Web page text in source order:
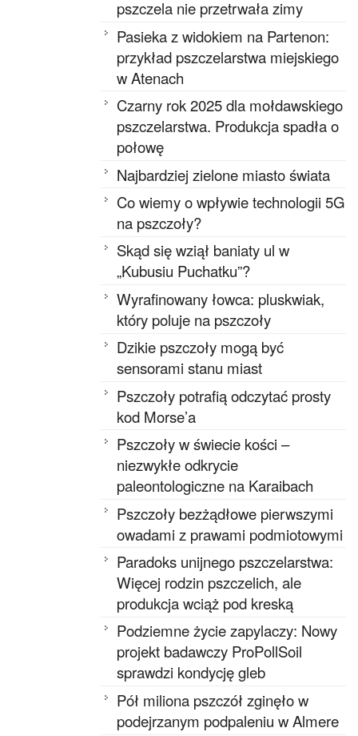
pszczela nie przetrwała zimy
Pasieka z widokiem na Partenon:
przykład pszczelarstwa miejskiego
w Atenach
Czarny rok 2025 dla mołdawskiego
pszczelarstwa. Produkcja spadła o
połowę
Najbardziej zielone miasto świata
Co wiemy o wpływie technologii 5G
na pszczoły?
Skąd się wziął baniaty ul w
„Kubusiu Puchatku”?
Wyrafinowany łowca: pluskwiak,
który poluje na pszczoły
Dzikie pszczoły mogą być
sensorami stanu miast
Pszczoły potrafią odczytać prosty
kod Morse’a
Pszczoły w świecie kości –
niezwykłe odkrycie
paleontologiczne na Karaibach
Pszczoły bezżądłowe pierwszymi
owadami z prawami podmiotowymi
Paradoks unijnego pszczelarstwa:
Więcej rodzin pszczelich, ale
produkcja wciąż pod kreską
Podziemne życie zapylaczy: Nowy
projekt badawczy ProPollSoil
sprawdzi kondycję gleb
Pół miliona pszczół zginęło w
podejrzanym podpaleniu w Almere